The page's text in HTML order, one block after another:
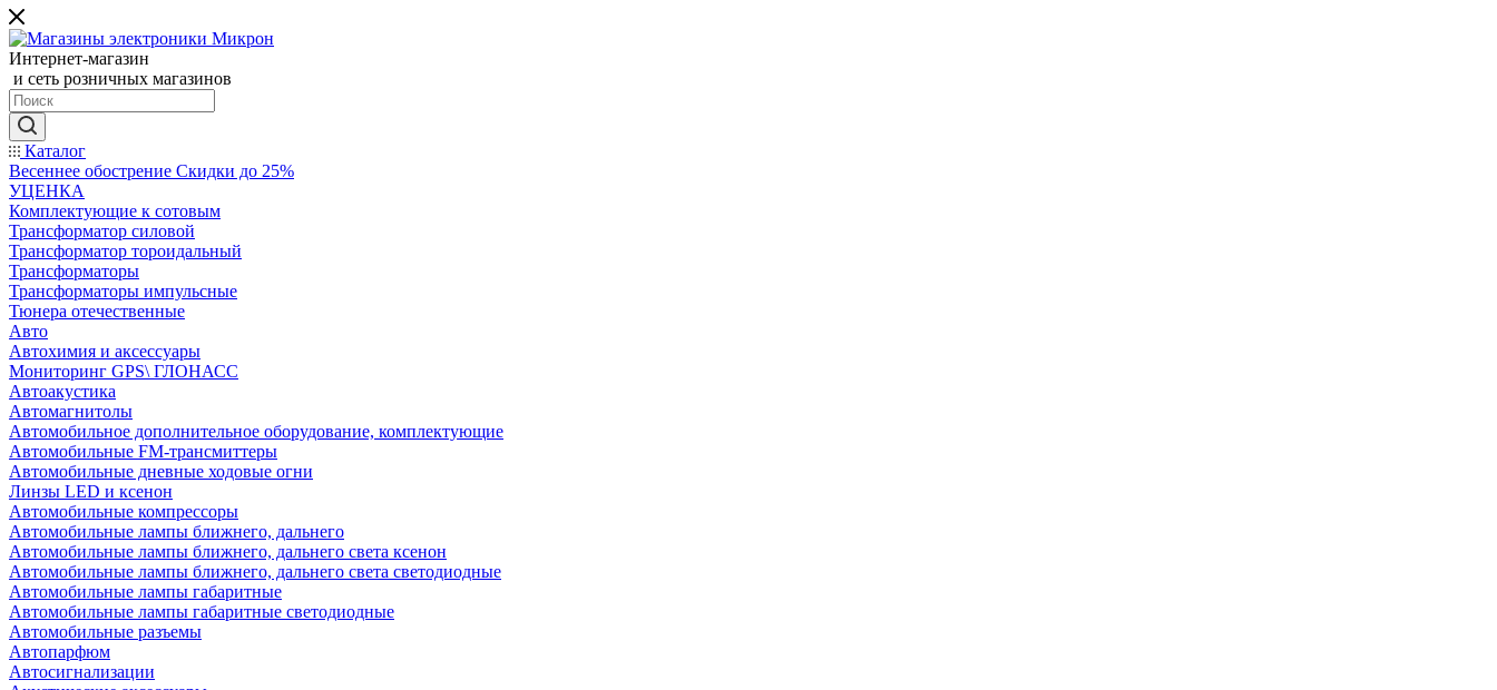
Интернет-магазин
и сеть розничных магазинов
Каталог
Весеннее обострение Скидки до 25%
УЦЕНКА
Комплектующие к сотовым
Трансформатор силовой
Трансформатор тороидальный
Трансформаторы
Трансформаторы импульсные
Тюнера отечественные
Авто
Автохимия и аксессуары
Мониторинг GPS\ ГЛОНАСС
Автоакустика
Автомагнитолы
Автомобильное дополнительное оборудование, комплектующие
Автомобильные FM-трансмиттеры
Автомобильные дневные ходовые огни
Линзы LED и ксенон
Автомобильные компрессоры
Автомобильные лампы ближнего, дальнего
Автомобильные лампы ближнего, дальнего света ксенон
Автомобильные лампы ближнего, дальнего света светодиодные
Автомобильные лампы габаритные
Автомобильные лампы габаритные светодиодные
Автомобильные разъемы
Автопарфюм
Автосигнализации